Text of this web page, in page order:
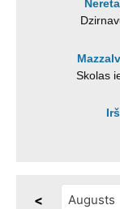
Skolas
<